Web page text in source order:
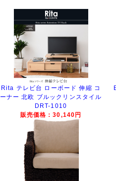
Rita テレビ台 ローボード 伸縮 コ
ーナー 北欧 ブルックリンスタイル
DRT-1010
販売価格：30,140円